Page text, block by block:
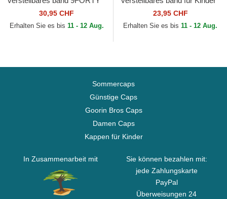
League Essential der New
York Yankees MLB von...
30,95 CHF
Erhalten Sie es bis 11 - 12 Aug.
9FORTY League Essential
der New York Yankees...
23,95 CHF
Erhalten Sie es bis 11 - 12 Aug.
Sommercaps
Günstige Caps
Goorin Bros Caps
Damen Caps
Kappen für Kinder
In Zusammenarbeit mit
Sie können bezahlen mit:
jede Zahlungskarte
PayPal
Überweisungen 24